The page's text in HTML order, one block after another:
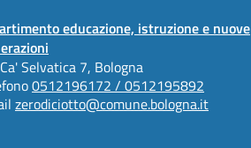
educazione, istruzione e nuove
Selvatica 7, Bologna
0512196172 / 0512195892
zerodiciotto@comune.bologna.it